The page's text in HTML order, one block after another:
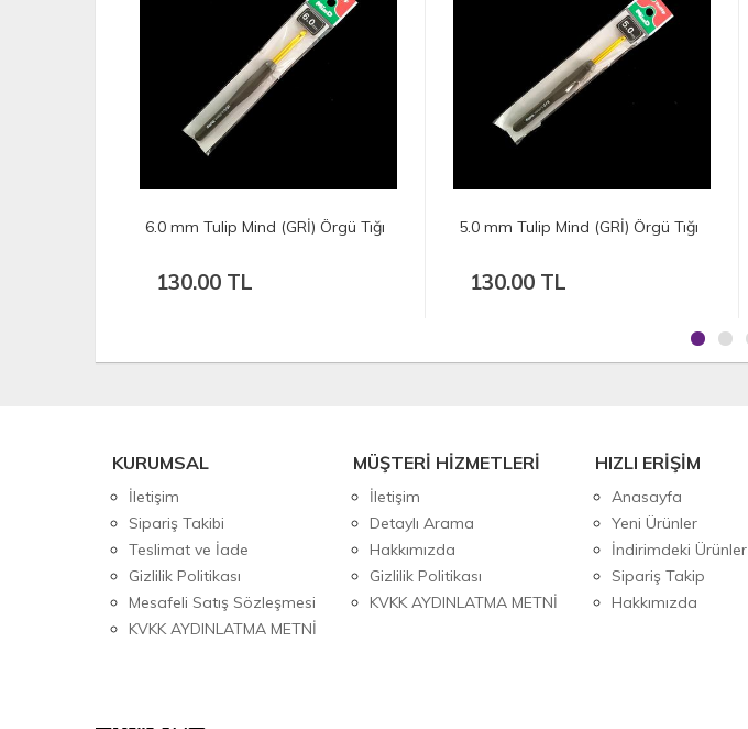
5.0 mm Tulip Mind (GRİ) Örgü Tığı
130.00 TL
2.2 mm Tulip Mind (GRİ) Örgü Tığı
130.00 TL
KURUMSAL
İletişim
Sipariş Takibi
Teslimat ve İade
Gizlilik Politikası
Mesafeli Satış Sözleşmesi
KVKK AYDINLATMA METNİ
MÜŞTERİ HİZMETLERİ
İletişim
Detaylı Arama
Hakkımızda
Gizlilik Politikası
KVKK AYDINLATMA METNİ
HIZLI ERİŞİM
Anasayfa
Yeni Ürünler
İndirimdeki Ürünler
Sipariş Takip
Hakkımızda